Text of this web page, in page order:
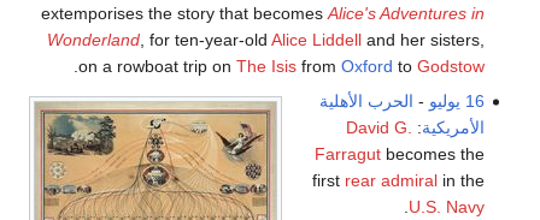
extemporises the story that becomes Alice's Adventures in
Wonderland, for ten-year-old Alice Liddelland her sisters,
on a rowboat trip on The Isisfrom Oxford to Godstow
16 يوليو - الحرب الأهلية
الأمريكية:
David G.
Farragutbecomes the
first rear admiralin the
U.S. Navy